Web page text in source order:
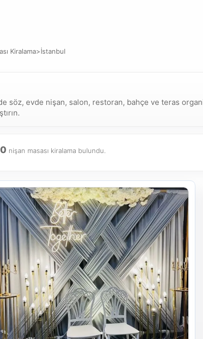
Kiralama>İstanbul
söz, evde nişan, salon, restoran, bahçe ve teras
nişan masası kiralama bulundu.